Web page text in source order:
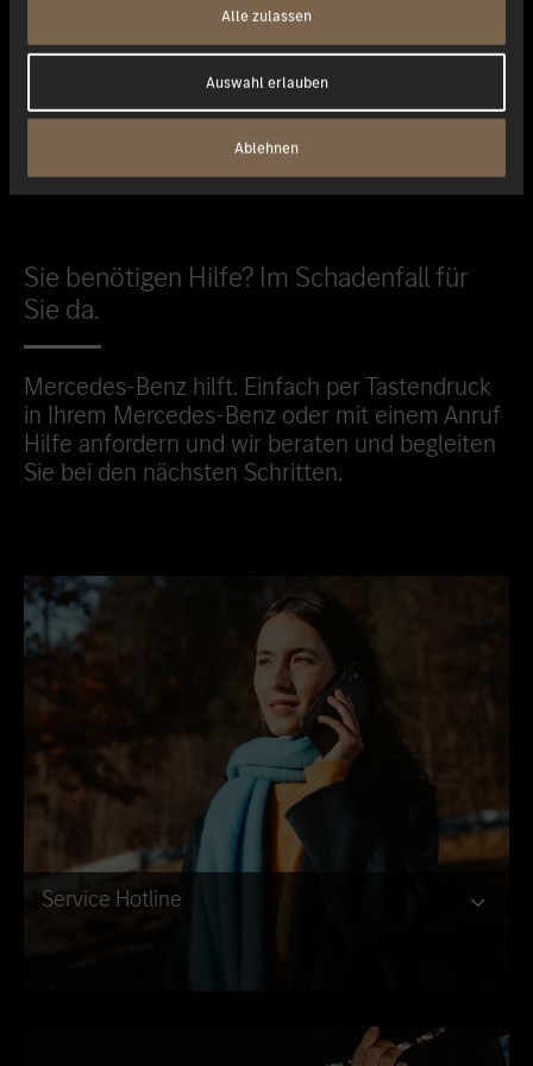
Alle zulassen
Auswahl erlauben
Ablehnen
Passgenaue Reparaturlösungen mit Mercedes-Benz Repair™
Informationen zu Mercedes-Benz Repair
Sie benötigen Hilfe? Im Schadenfall für
Sie da.
Mercedes-Benz hilft. Einfach per Tastendruck
in Ihrem Mercedes-Benz oder mit einem Anruf
Hilfe anfordern und wir beraten und begleiten
Sie bei den nächsten Schritten.
Service Hotline